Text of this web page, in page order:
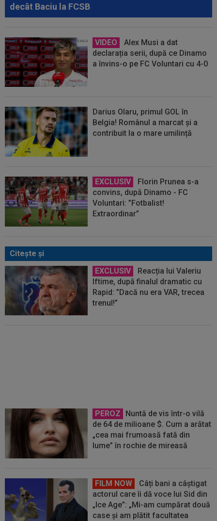
decât Baciu la FCSB
VIDEO
Alex Musi a dat
declarația serii, după ce Dinamo
a învins-o pe FC Voluntari cu 4-0
Darius Olaru, primul GOL în
Belgia! Românul a marcat și a
contribuit la o mare umilință
EXCLUSIV
Florin Prunea s-a
convins, după Dinamo - FC
Voluntari: ”Fotbalist!
Extraordinar”
Citeşte şi
EXCLUSIV
Reacția lui Valeriu
Iftime, după finalul dramatic cu
Rapid: ”Dacă nu era VAR, trecea
trenul!”
PEROZ
Nuntă de vis într-o vilă
de 64 de milioane $. Cum a arătat
„cea mai frumoasă fată din
lume” în rochie de mireasă
FILM NOW
Câți bani a câștigat
actorul care îi dă voce lui Sid din
„Ice Age”: „Mi-am cumpărat două
case și am plătit facultatea